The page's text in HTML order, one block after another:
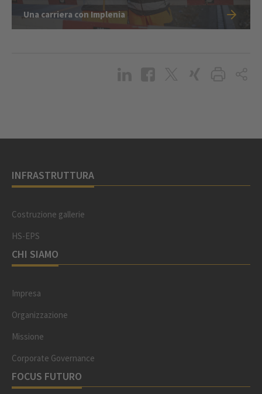
Una carriera con Implenia
INFRASTRUTTURA
Costruzione gallerie
HS-EPS
CHI SIAMO
Impresa
Organizzazione
Missione
Corporate Governance
FOCUS FUTURO